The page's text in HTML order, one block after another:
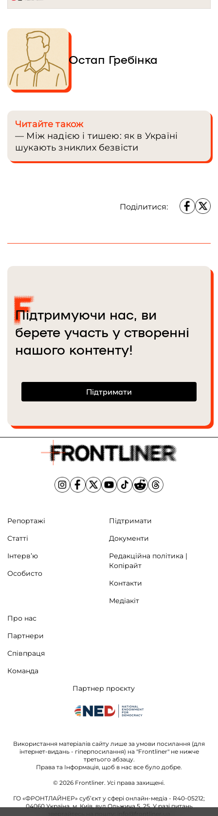
Остап Гребінка
Читайте також
— Між надією і тишею: як в Україні
шукають зниклих безвісти
Поділитися:
Підтримуючи нас, ви
берете участь у створенні
нашого контенту!
Підтримати
Репортажі
Статті
Інтерв’ю
Особисто
Підтримати
Документи
Редакційна політика |
Копірайт
Контакти
Медіакіт
Про нас
Партнери
Співпраця
Команда
Партнер проєкту
Використання матеріалів сайту лише за умови посилання (для
інтернет-видань - гіперпосилання) на "Frontliner" не нижче
третього абзацу.
Права та Інформація, щоб в нас все було добре.
© 2026 Frontliner. Усі права захищені.
ГО «ФРОНТЛАЙНЕР» суб’єкт у сфері онлайн-медіа - R40-05212;
04060 Україна, м. Київ, вул.Ольжича 5, 25. У разі питань